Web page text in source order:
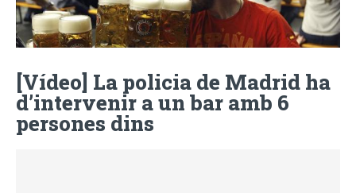
[Vídeo] La policia de Madrid ha
d’intervenir a un bar amb 6
persones dins